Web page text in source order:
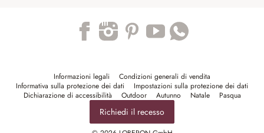
Informazioni legali
Condizioni generali di vendita
Informativa sulla protezione dei dati
Impostazioni sulla protezione dei dati
Dichiarazione di accessibilità
Outdoor Autunno Natale Pasqua
Richiedi il recesso